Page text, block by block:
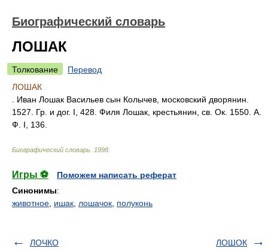
Биографический словарь
ЛОШАК
Толкование
Перевод
ЛОШАК
. Иван Лошак Васильев сын Колычев, московский дворянин.
1527. Гр. и дог. I, 428. Филя Лошак, крестьянин, св. Ок. 1550. А.
Ф. I, 136.
Биографический словарь 1998
Игры ⚽
Поможем написать реферат
Синонимы:
животное ишак лошачок полуконь
ЛОЧКО ЛОШОК